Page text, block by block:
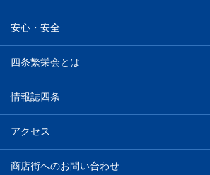
安心・安全
四条繁栄会とは
情報誌四条
アクセス
商店街へのお問い合わせ